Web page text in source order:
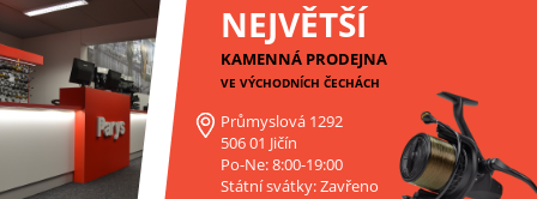
NEJVĚTŠÍ
KAMENNÁ PRODEJNA
VE VÝCHODNÍCH ČECHÁCH
Průmyslová 1292
506 01 Jičín
Po-Ne: 8:00-19:00
Státní svátky: Zavřeno